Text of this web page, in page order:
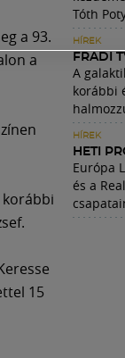
a 93.
a
15
Tóth
HÍREK
FRADI
A
korábbi
HÍREK
HETI
Európa
és a